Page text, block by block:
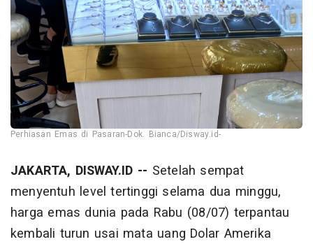
Perhiasan Emas di Pasaran-Dok. Bianca/Disway.id-
JAKARTA, DISWAY.ID -- Setelah sempat
menyentuh level tertinggi selama dua minggu,
harga emas dunia pada Rabu (08/07) terpantau
kembali turun usai mata uang Dolar Amerika